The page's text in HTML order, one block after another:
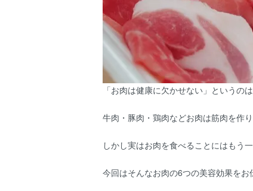
「お肉は健康に欠かせない」というの
牛肉・豚肉・鶏肉などお肉は筋肉を作
しかし実はお肉を食べることにはもう
今回はそんなお肉の6つの美容効果をお